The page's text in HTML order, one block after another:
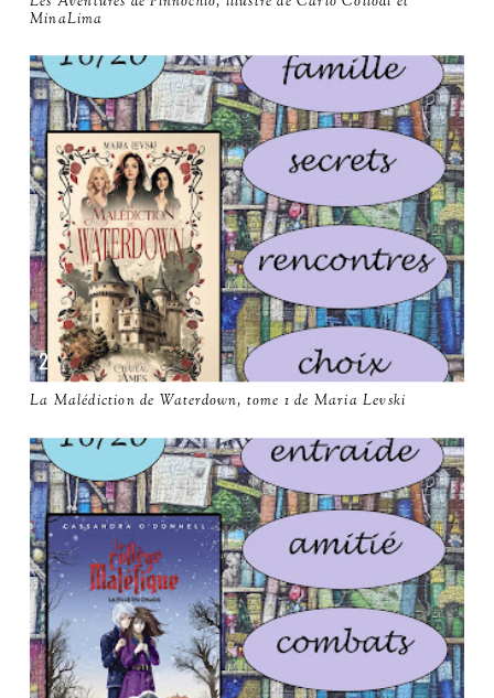
MinaLima
La Malédiction de Waterdown, tome 1 de Maria Levski